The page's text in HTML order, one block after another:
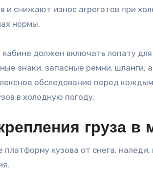
и снижают износ агрегатов при
нормы.
должен включать лопату
знаки, запасные ремни, шланги,
обследование перед
в холодную погоду.
груза в
кузова от снега,